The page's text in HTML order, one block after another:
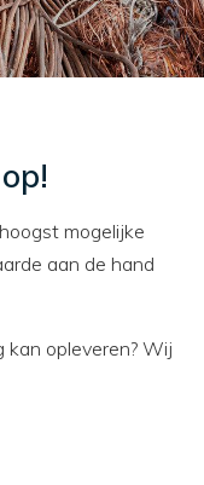
mogelijke
aan de hand
opleveren? Wij